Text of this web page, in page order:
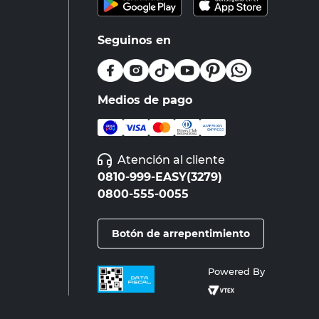
Seguinos en
Medios de pago
Atención al cliente
0810-999-EASY(3279)
0800-555-0055
Botón de arrepentimiento
Powered By